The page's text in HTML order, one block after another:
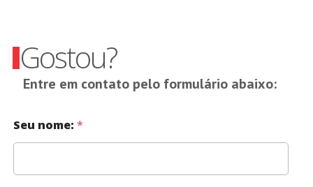
Gostou?
Entre em contato pelo formulário abaixo:
Seu nome: *